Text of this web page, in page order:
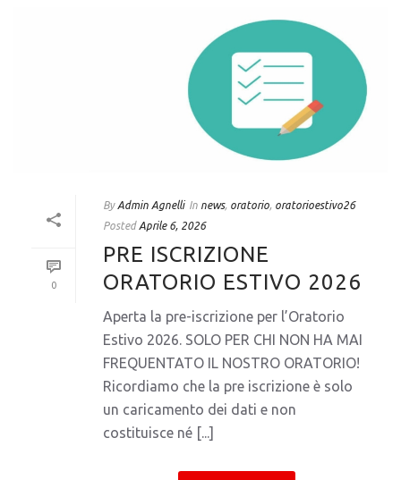
0
By Admin Agnelli In news, oratorio, oratorioestivo26
Posted Aprile 6, 2026
PRE ISCRIZIONE
ORATORIO ESTIVO 2026
Aperta la pre-iscrizione per l’Oratorio
Estivo 2026. SOLO PER CHI NON HA MAI
FREQUENTATO IL NOSTRO ORATORIO!
Ricordiamo che la pre iscrizione è solo
un caricamento dei dati e non
costituisce né [...]